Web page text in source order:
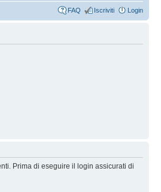
FAQ Iscriviti Login
Prima di eseguire il login assicurati di